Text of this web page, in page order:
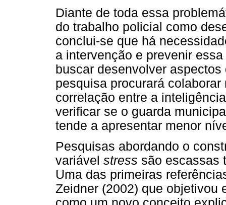
Diante de toda essa
do trabalho policial como
conclui-se que há
a intervenção e prevenir
buscar desenvolver
pesquisa procurará
correlação entre a
verificar se o guarda
tende a apresentar menor
Pesquisas abordando o
variável stress são escassas
Uma das primeiras
Zeidner (2002) que objetivou